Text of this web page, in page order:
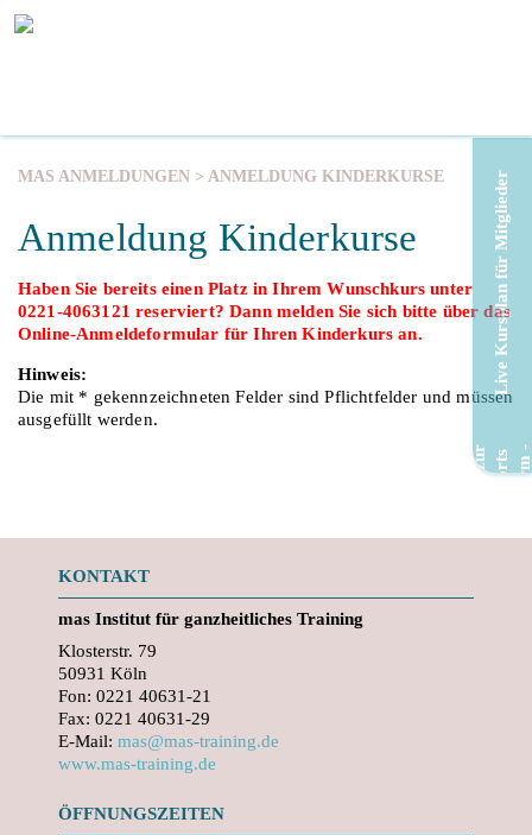
MAS ANMELDUNGEN > ANMELDUNG KINDERKURSE
Anmeldung Kinderkurse
Haben Sie bereits einen Platz in Ihrem Wunschkurs unter
0221-4063121 reserviert? Dann melden Sie sich bitte über das
Online-Anmeldeformular für Ihren Kinderkurs an.
Hinweis:
Die mit * gekennzeichneten Felder sind Pflichtfelder und müssen
ausgefüllt werden.
KONTAKT
mas Institut für ganzheitliches Training
Klosterstr. 79
50931 Köln
Fon: 0221 40631-21
Fax: 0221 40631-29
E-Mail: mas@mas-training.de
www.mas-training.de
ÖFFNUNGSZEITEN
Live Kursplan für Mitglieder